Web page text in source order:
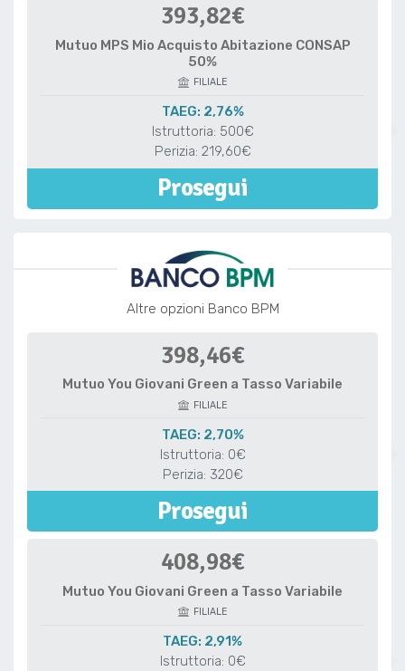
393,82€
Mutuo MPS Mio Acquisto Abitazione CONSAP
50%
FILIALE
TAEG: 2,76%
Istruttoria: 500€
Perizia: 219,60€
Prosegui
Altre opzioni Banco BPM
398,46€
Mutuo You Giovani Green a Tasso Variabile
FILIALE
TAEG: 2,70%
Istruttoria: 0€
Perizia: 320€
Prosegui
408,98€
Mutuo You Giovani Green a Tasso Variabile
FILIALE
TAEG: 2,91%
Istruttoria: 0€